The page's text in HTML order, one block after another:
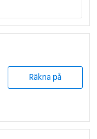
Räkna på